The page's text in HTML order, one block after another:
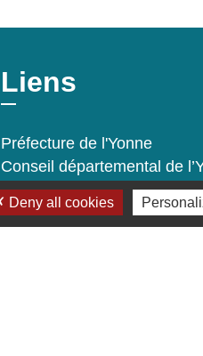
Liens
Préfecture de l'Yonne
Conseil départemental de
Communauté
l'Auxerrois
Deny all cookies